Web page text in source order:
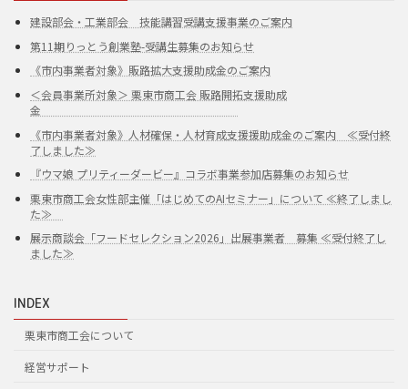
建設部会・工業部会 技能講習受講支援事業のご案内
第11期りっとう創業塾-受講生募集のお知らせ
《市内事業者対象》販路拡大支援助成金のご案内
＜会員事業所対象＞ 栗東市商工会 販路開拓支援助成
金
《市内事業者対象》人材確保・人材育成支援援助成金のご案内 ≪受付終
了しました≫
『ウマ娘 プリティーダービー』コラボ事業参加店募集のお知らせ
栗東市商工会女性部主催「はじめてのAIセミナー」について ≪終了しまし
た≫
展示商談会「フードセレクション2026」出展事業者 募集 ≪受付終了し
ました≫
INDEX
栗東市商工会について
経営サポート